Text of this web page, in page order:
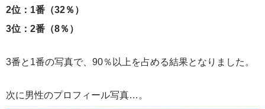
2位：1番（32％）
3位：2番（8％）
3番と1番の写真で、90％以上を占める結果となりました。
次に男性のプロフィール写真…。